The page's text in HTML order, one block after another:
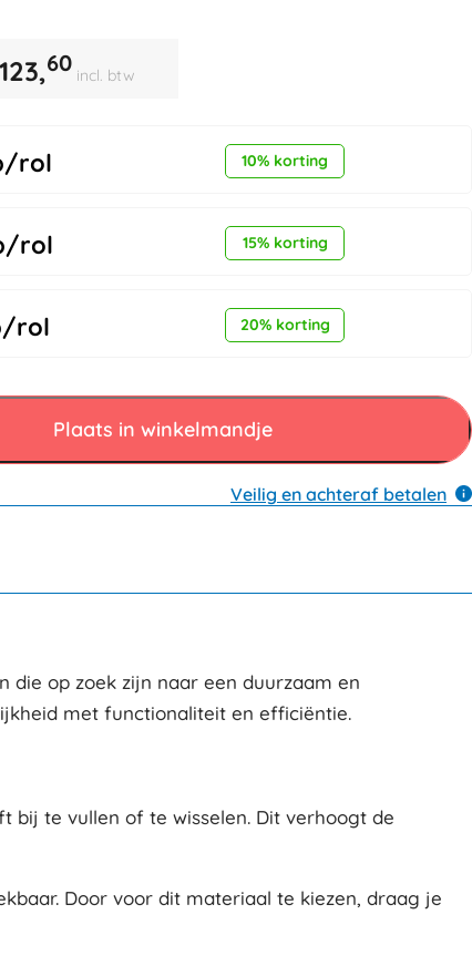
60 incl. btw
rol 10% korting
rol 15% korting
rol 20% korting
Plaats in winkelmandje
Veilig en achteraf betalen
die op zoek zijn naar een duurzaam en
met functionaliteit en efficiëntie.
bij te vullen of te wisselen. Dit verhoogt de
Door voor dit materiaal te kiezen, draag je